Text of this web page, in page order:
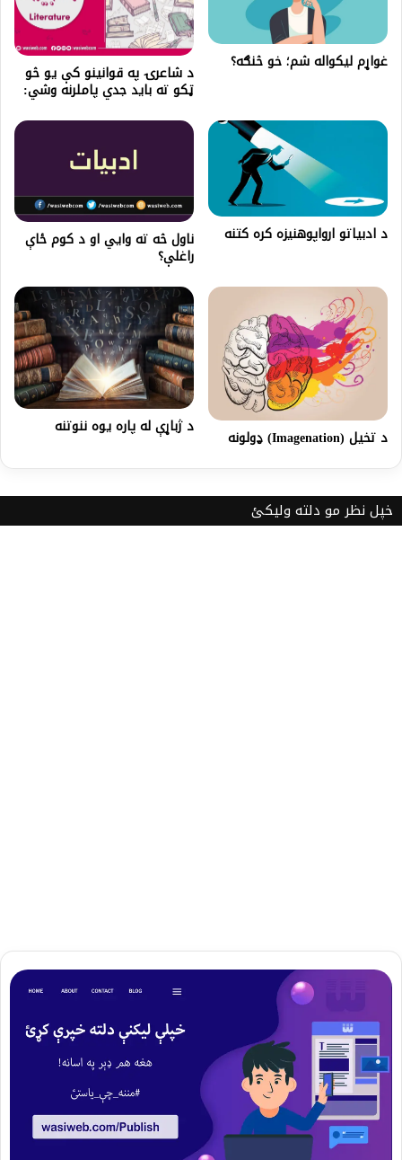
غواړم لیکواله شم؛ خو څنګه؟
د شاعرۍ په قوانینو کې يو څو
ټکو ته باید جدي پاملرنه وشي:
د ادبياتو ارواپوهنيزه کره کتنه ناول څه ته وایي او د کوم ځاې
راغلې؟
د تخيل (Imagenation) ډولونه د ژباړې له پاره یوه ننوتنه
خپل نظر مو دلته ولیکئ